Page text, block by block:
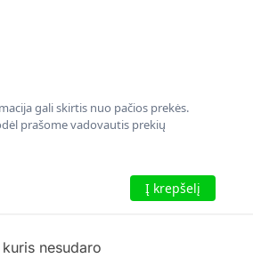
gali skirtis nuo pačios prekės.
prašome vadovautis prekių
Į krepšelį
nesudaro